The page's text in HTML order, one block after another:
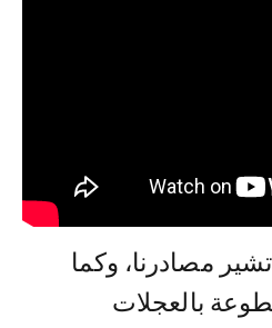
مصادرنا، وكما
بالعجلات